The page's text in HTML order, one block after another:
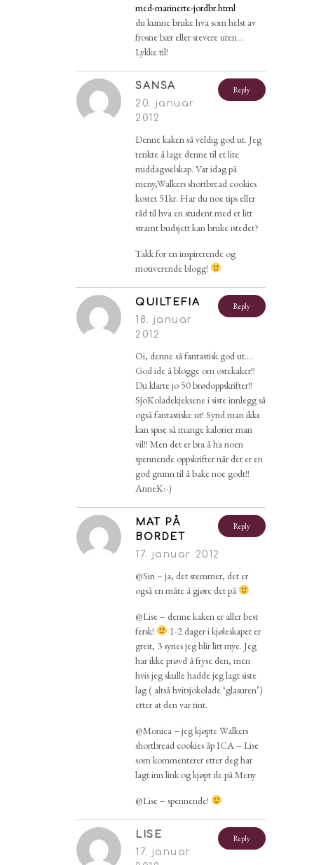
med-marinerte-jordbr.html
du kunne bruke hva som helst av
frosne bær eller srevere uten…
Lykke til!
Reply
SANSA
20. januar
2012
Denne kaken så veldig god ut. Jeg
tenkte å lage denne til et lite
middagsselskap. Var idag på
meny,Walkers shortbread cookies
kostet 51kr. Har du noe tips eller
råd til hva en student med et litt
stramt budsjett kan bruke istedet?
Takk for en inspirerende og
motiverende blogg!
Reply
QUILTEFIA
18. januar
2012
Oi, denne så fantastisk god ut….
God ide å blogge om ostekaker!!
Du klarte jo 50 brødoppskrifter!!
SjoKoladekjeksene i siste innlegg så
også fantastiske ut! Synd man ikke
kan spise så mange kalorier man
vil!! Men det er bra å ha noen
spennende oppskrifter når det er en
god grunn til å bake noe godt!!
AnneK:-)
Reply
MAT PÅ
BORDET
17. januar 2012
@Siri – ja, det stemmer, det er
også en måte å gjøre det på
@Lise – denne kaken er aller best
fersk!
1-2 dager i kjøleskapet er
greit, 3 synes jeg blir litt mye. Jeg
har ikke prøvd å fryse den, men
hvis jeg skulle hadde jeg lagt siste
lag ( altså hvitsjokolade ‘glasuren’)
etter at den var tint.
@Monica – jeg kjøpte Walkers
shortbread cookies åp ICA – Lise
som kommenterer etter deg har
lagt inn link og kjøpt de på Meny
@Lise – spennende!
Reply
LISE
17. januar